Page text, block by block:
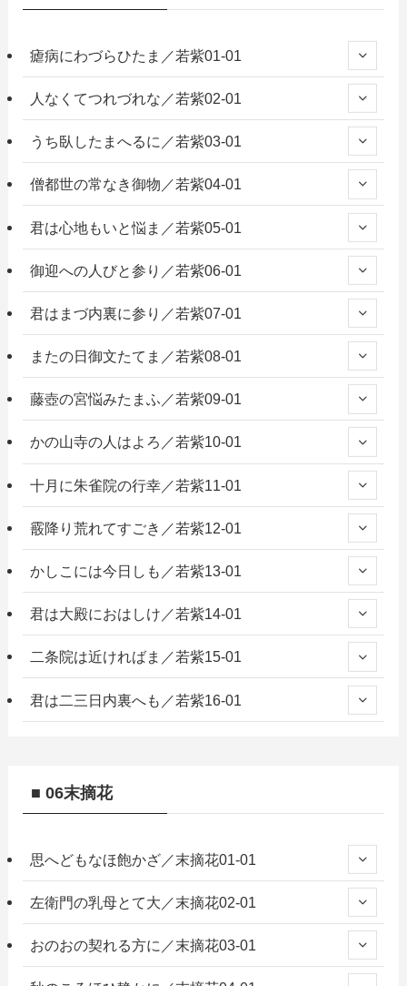
瘧病にわづらひたま／若紫01-01
人なくてつれづれな／若紫02-01
うち臥したまへるに／若紫03-01
僧都世の常なき御物／若紫04-01
君は心地もいと悩ま／若紫05-01
御迎への人びと参り／若紫06-01
君はまづ内裏に参り／若紫07-01
またの日御文たてま／若紫08-01
藤壺の宮悩みたまふ／若紫09-01
かの山寺の人はよろ／若紫10-01
十月に朱雀院の行幸／若紫11-01
霰降り荒れてすごき／若紫12-01
かしこには今日しも／若紫13-01
君は大殿におはしけ／若紫14-01
二条院は近ければま／若紫15-01
君は二三日内裏へも／若紫16-01
■ 06末摘花
思へどもなほ飽かざ／末摘花01-01
左衛門の乳母とて大／末摘花02-01
おのおの契れる方に／末摘花03-01